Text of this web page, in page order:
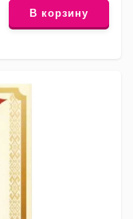
В корзину